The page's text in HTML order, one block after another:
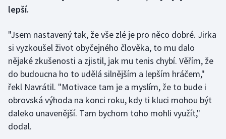
Florbal
Golf
Gymnastika
Házená
Jezdectví
lepší.
"Jsem nastavený tak, že vše zlé je pro něco dobré. Jirka
si vyzkoušel život obyčejného člověka, to mu dalo
nějaké zkušenosti a zjistil, jak mu tenis chybí. Věřím, že
do budoucna ho to udělá silnějším a lepším hráčem,"
řekl Navrátil. "Motivace tam je a myslím, že to bude i
obrovská výhoda na konci roku, kdy ti kluci mohou být
daleko unavenější. Tam bychom toho mohli využít,"
dodal.